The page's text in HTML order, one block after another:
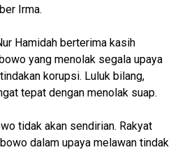
Irma.
Hamidah berterima kasih
yang menolak segala upaya
korupsi. Luluk bilang,
tepat dengan menolak suap.
tidak akan sendirian. Rakyat
dalam upaya melawan tindak